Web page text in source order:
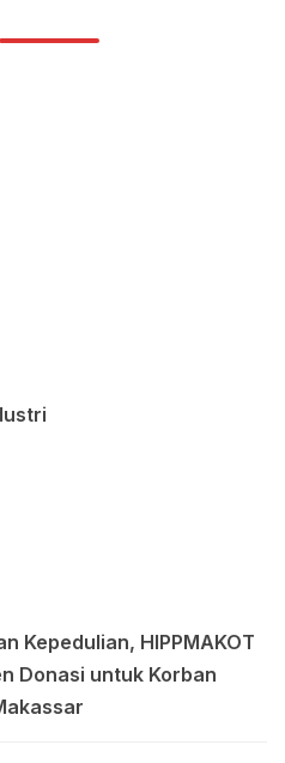
Kepedulian, HIPPMAKOT
Donasi untuk Korban